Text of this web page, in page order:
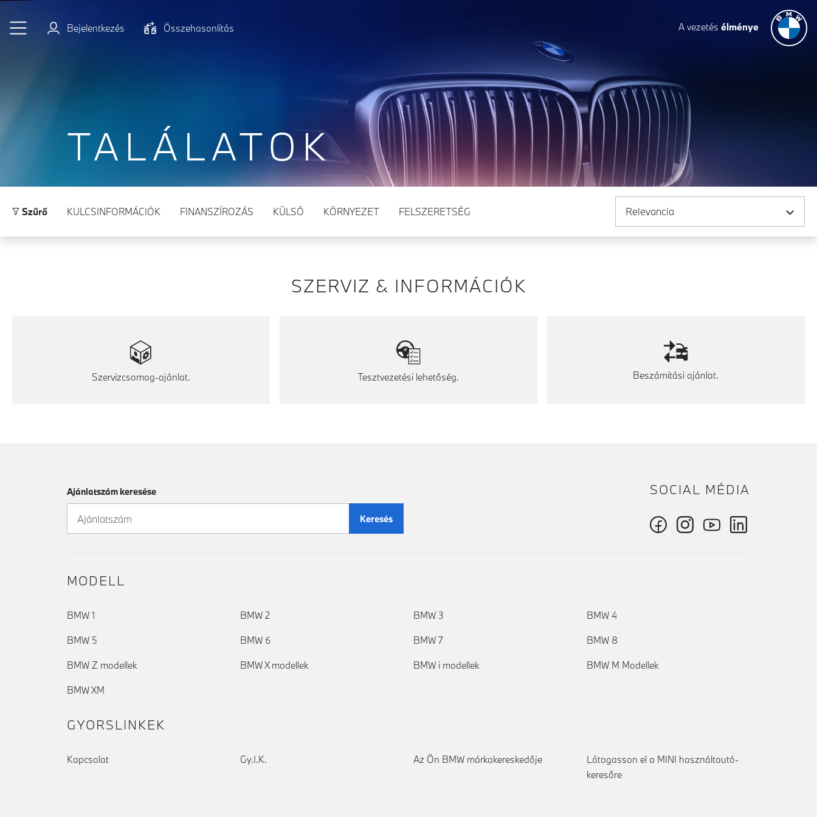
Bejelentkezés
Összehasonlítás A vezetés élménye
TALÁLATOK
Szűrő KULCSINFORMÁCIÓK FINANSZÍROZÁS KÜLSŐ KÖRNYEZET FELSZERETSÉG
SZERVIZ & INFORMÁCIÓK
Szervizcsomag-ajánlat. Tesztvezetési lehetőség. Beszámítási ajánlat.
Ajánlatszám keresése
Keresés
SOCIAL MÉDIA
MODELL
BMW 1 BMW 2 BMW 3 BMW 4
BMW 5 BMW 6 BMW 7 BMW 8
BMW Z modellek BMW X modellek BMW i modellek BMW M Modellek
BMW XM
GYORSLINKEK
Kapcsolat Gy.I.K. Az Ön BMW márkakereskedője
Látogasson el a MINI használtautó-
keresőre